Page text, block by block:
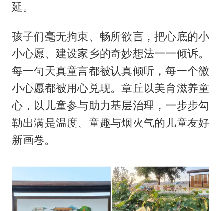
延。
孩子们毫无拘束、畅所欲言，把心底的小
小心愿、建设家乡的奇妙想法一一倾诉。
每一句天真童言都被认真倾听，每一个微
小心愿都被用心兑现。章丘以美育滋养童
心，以儿童参与助力基层治理，一步步勾
勒出满是温度、童趣与烟火气的儿童友好
新画卷。